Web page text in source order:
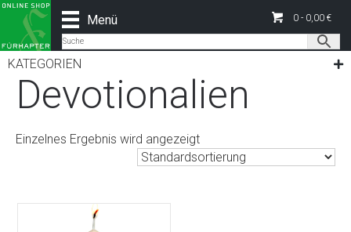
Menü 0 - 0,00 €
KATEGORIEN
Start Alle Produkte
/ Produkte verschlagwortet mit
„Devotionalien“
Devotionalien
Einzelnes Ergebnis wird angezeigt